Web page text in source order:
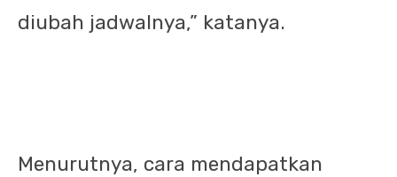
diubah jadwalnya,” katanya.
Menurutnya, cara mendapatkan